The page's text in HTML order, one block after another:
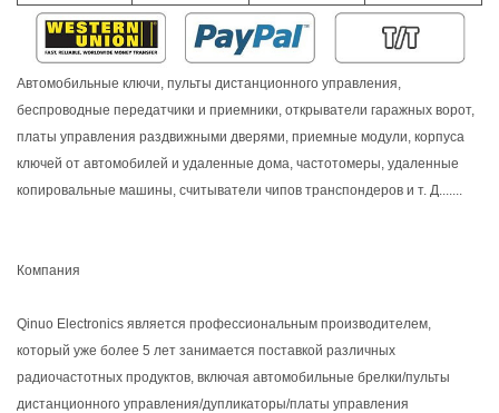
Автомобильные ключи, пульты дистанционного управления,
беспроводные передатчики и приемники, открыватели гаражных ворот,
платы управления раздвижными дверями, приемные модули, корпуса
ключей от автомобилей и удаленные дома, частотомеры, удаленные
копировальные машины, считыватели чипов транспондеров и т. Д.......
Компания
Qinuo Electronics является профессиональным производителем,
который уже более 5 лет занимается поставкой различных
радиочастотных продуктов, включая автомобильные брелки/пульты
дистанционного управления/дупликаторы/платы управления